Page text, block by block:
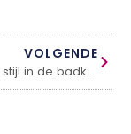
VOLGENDE
Comfort en stijl in de badkamer: hoe je de juiste doucheoplossing kiest